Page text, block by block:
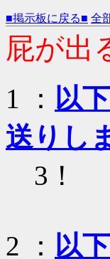
■掲示板に戻る■ 全
屁が出
1 ： 以
送りし
3！
2 ： 以